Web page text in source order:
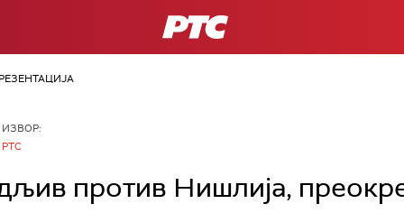
РТС
ИЗВОР:
РТС
против Нишлија,